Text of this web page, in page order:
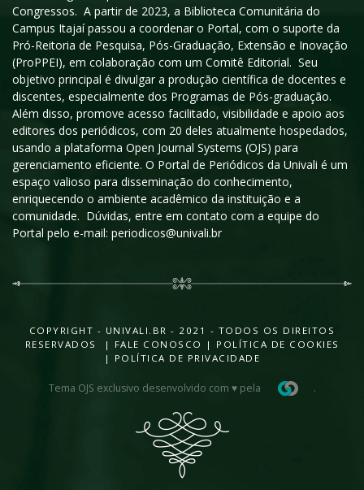
Congressos. A partir de 2023, a Biblioteca Comunitária do
Campus Itajaí passou a coordenar o Portal, com o suporte da
Pró-Reitoria de Pesquisa, Pós-Graduação, Extensão e Inovação
(ProPPEI), em colaboração com um Comitê Editorial. Seu
objetivo principal é divulgar a produção científica de docentes e
discentes, especialmente dos Programas de Pós-graduação.
Além disso, promove acesso facilitado, visibilidade e apoio aos
editores dos periódicos, com 20 deles atualmente hospedados,
usando a plataforma Open Journal Systems (OJS) para
gerenciamento eficiente. O Portal de Periódicos da Univali é um
espaço valioso para disseminação do conhecimento,
enriquecendo o ambiente acadêmico da instituição e a
comunidade. Dúvidas, entre em contato com a equipe do
Portal pelo e-mail: periodicos@univali.br
COPYRIGHT - UNIVALI.BR - 2021 - TODOS OS DIREITOS
RESERVADOS |
FALE CONOSCO | POLÍTICA DE COOKIES
| POLÍTICA DE PRIVACIDADE
Tema OJS exclusivo desenvolvido com ♥ pela .